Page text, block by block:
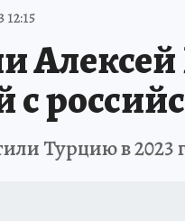
12:15
с
Турцию в 2023